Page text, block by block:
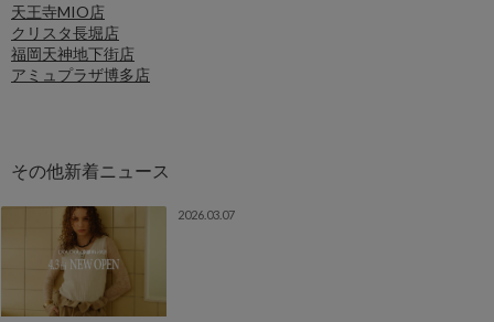
天王寺MIO店
クリスタ長堀店
福岡天神地下街店
アミュプラザ博多店
2026.03.07